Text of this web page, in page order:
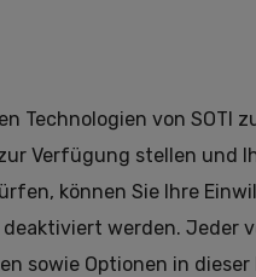
Technologien von SOTI
Verfügung stellen und
können Sie Ihre
deaktiviert werden. Jeder
sowie Optionen in dieser